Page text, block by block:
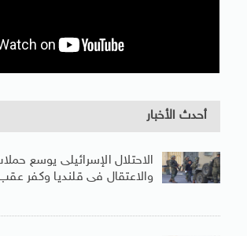
أحدث الأخبار
الاحتلال الإسرائيلى يوسع
والاعتقال فى قلنديا وكفر